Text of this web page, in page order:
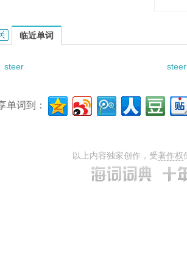
的相关资料：
临近单词
steer
单词到：
以上内容独家创作，受著作权